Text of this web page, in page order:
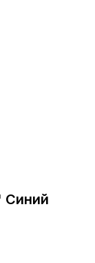
Синий